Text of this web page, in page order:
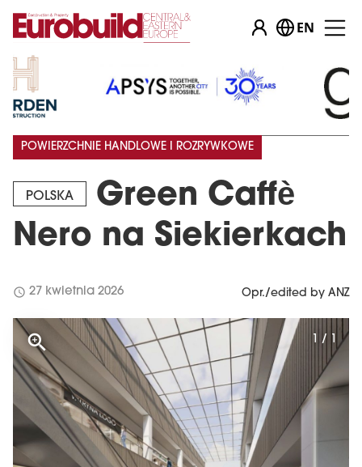
EN
POLSKA
Green Caffè
Nero na Siekierkach
POWIERZCHNIE HANDLOWE I ROZRYWKOWE
schedule 27 kwietnia 2026 Opr./edited by ANZ
1 / 1